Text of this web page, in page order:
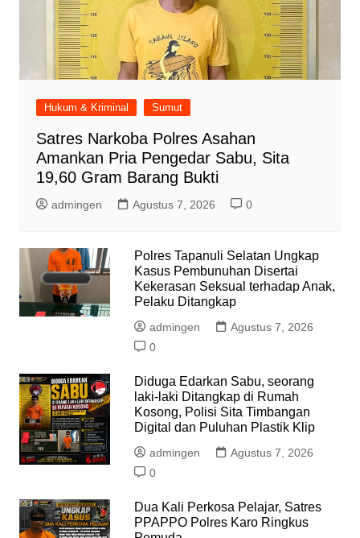
Hukum & Kriminal Sumut
Satres Narkoba Polres Asahan
Amankan Pria Pengedar Sabu, Sita
19,60 Gram Barang Bukti
admingen Agustus 7, 2026 0
Polres Tapanuli Selatan Ungkap
Kasus Pembunuhan Disertai
Kekerasan Seksual terhadap Anak,
Pelaku Ditangkap
admingen
Agustus 7, 2026
0
Diduga Edarkan Sabu, seorang
laki-laki Ditangkap di Rumah
Kosong, Polisi Sita Timbangan
Digital dan Puluhan Plastik Klip
admingen
Agustus 7, 2026
0
Dua Kali Perkosa Pelajar, Satres
PPAPPO Polres Karo Ringkus